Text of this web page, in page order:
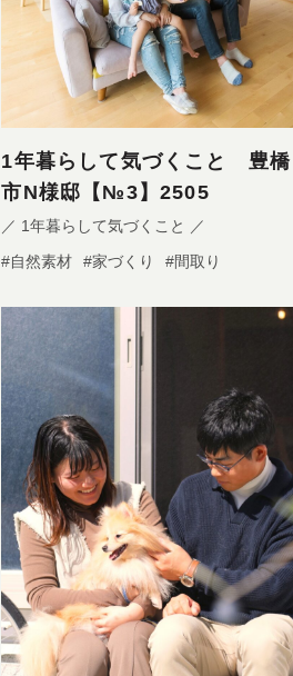
1年暮らして気づくこと 豊橋
市N様邸【№3】2505
／ 1年暮らして気づくこと ／
#自然素材
#家づくり #間取り